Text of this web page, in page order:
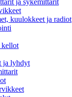
ja sykemittarit
kuulokkeet ja radiot
ja lyhdyt